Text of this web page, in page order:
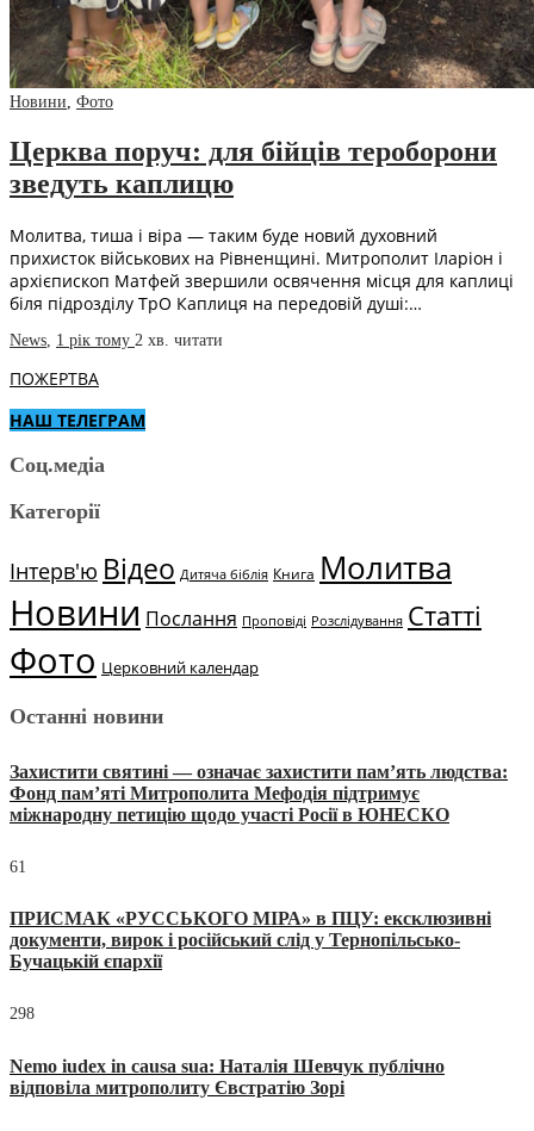
Новини, Фото
Церква поруч: для бійців тероборони
зведуть каплицю
Молитва, тиша і віра — таким буде новий духовний
прихисток військових на Рівненщині. Митрополит Іларіон і
архієпископ Матфей звершили освячення місця для каплиці
біля підрозділу ТрО Каплиця на передовій душі:…
News, 1 рік тому 2 хв. читати
ПОЖЕРТВА
НАШ ТЕЛЕГРАМ
Соц.медіа
Категорії
Інтерв'ю Відео Дитяча біблія Книга Молитва
Новини Послання Проповіді Розслідування Статті
Фото Церковний календар
Останні новини
Захистити святині — означає захистити пам’ять людства:
Фонд пам’яті Митрополита Мефодія підтримує
міжнародну петицію щодо участі Росії в ЮНЕСКО
61
ПРИСМАК «РУССЬКОГО МІРА» в ПЦУ: ексклюзивні
документи, вирок і російський слід у Тернопільсько-
Бучацькій єпархії
298
Nemo iudex in causa sua: Наталія Шевчук публічно
відповіла митрополиту Євстратію Зорі